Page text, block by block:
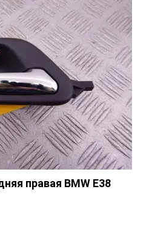
правая BMW E38